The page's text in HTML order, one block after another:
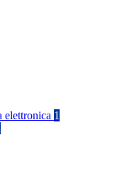
elettronica 1